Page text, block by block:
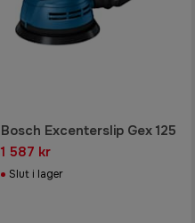
Bosch Excenterslip Gex 125
1 587 kr
Slut i lager